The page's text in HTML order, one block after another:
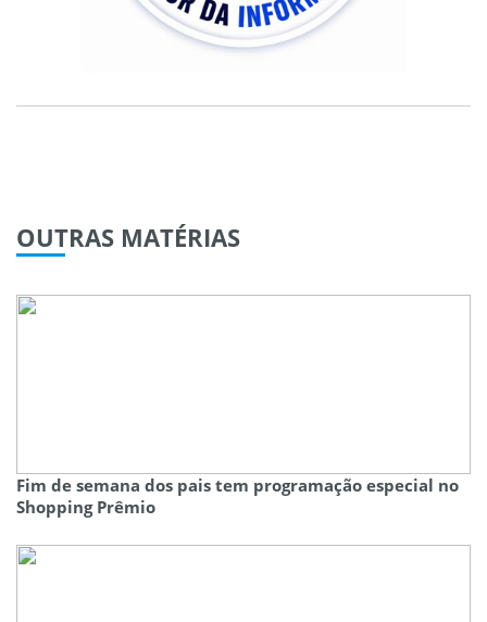
OUTRAS MATÉRIAS
Fim de semana dos pais tem programação especial no
Shopping Prêmio